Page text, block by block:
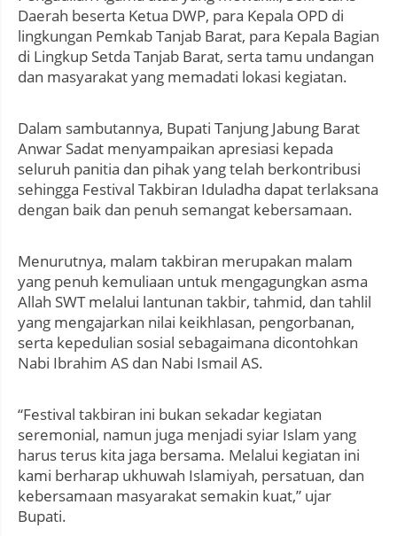
Daerah beserta Ketua DWP, para Kepala OPD di
lingkungan Pemkab Tanjab Barat, para Kepala Bagian
di Lingkup Setda Tanjab Barat, serta tamu undangan
dan masyarakat yang memadati lokasi kegiatan.
Dalam sambutannya, Bupati Tanjung Jabung Barat
Anwar Sadat menyampaikan apresiasi kepada
seluruh panitia dan pihak yang telah berkontribusi
sehingga Festival Takbiran Iduladha dapat terlaksana
dengan baik dan penuh semangat kebersamaan.
Menurutnya, malam takbiran merupakan malam
yang penuh kemuliaan untuk mengagungkan asma
Allah SWT melalui lantunan takbir, tahmid, dan tahlil
yang mengajarkan nilai keikhlasan, pengorbanan,
serta kepedulian sosial sebagaimana dicontohkan
Nabi Ibrahim AS dan Nabi Ismail AS.
“Festival takbiran ini bukan sekadar kegiatan
seremonial, namun juga menjadi syiar Islam yang
harus terus kita jaga bersama. Melalui kegiatan ini
kami berharap ukhuwah Islamiyah, persatuan, dan
kebersamaan masyarakat semakin kuat,” ujar
Bupati.